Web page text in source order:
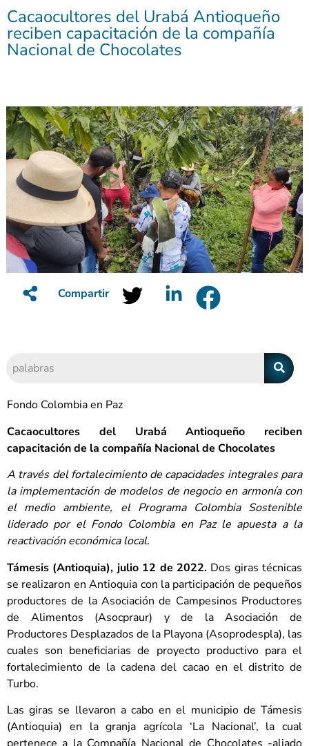
Cacaocultores del Urabá Antioqueño
reciben capacitación de la compañía
Nacional de Chocolates
Compartir
Fondo Colombia en Paz
Cacaocultores del Urabá Antioqueño reciben
capacitación de la compañía Nacional de Chocolates
A través del fortalecimiento de capacidades integrales para
la implementación de modelos de negocio en armonía con
el medio ambiente, el Programa Colombia Sostenible
liderado por el Fondo Colombia en Paz le apuesta a la
reactivación económica local.
Támesis (Antioquia), julio 12 de 2022. Dos giras técnicas
se realizaron en Antioquia con la participación de pequeños
productores de la Asociación de Campesinos Productores
de Alimentos (Asocpraur) y de la Asociación de
Productores Desplazados de la Playona (Asoprodespla), las
cuales son beneficiarias de proyecto productivo para el
fortalecimiento de la cadena del cacao en el distrito de
Turbo.
Las giras se llevaron a cabo en el municipio de Támesis
(Antioquia) en la granja agrícola ‘La Nacional’, la cual